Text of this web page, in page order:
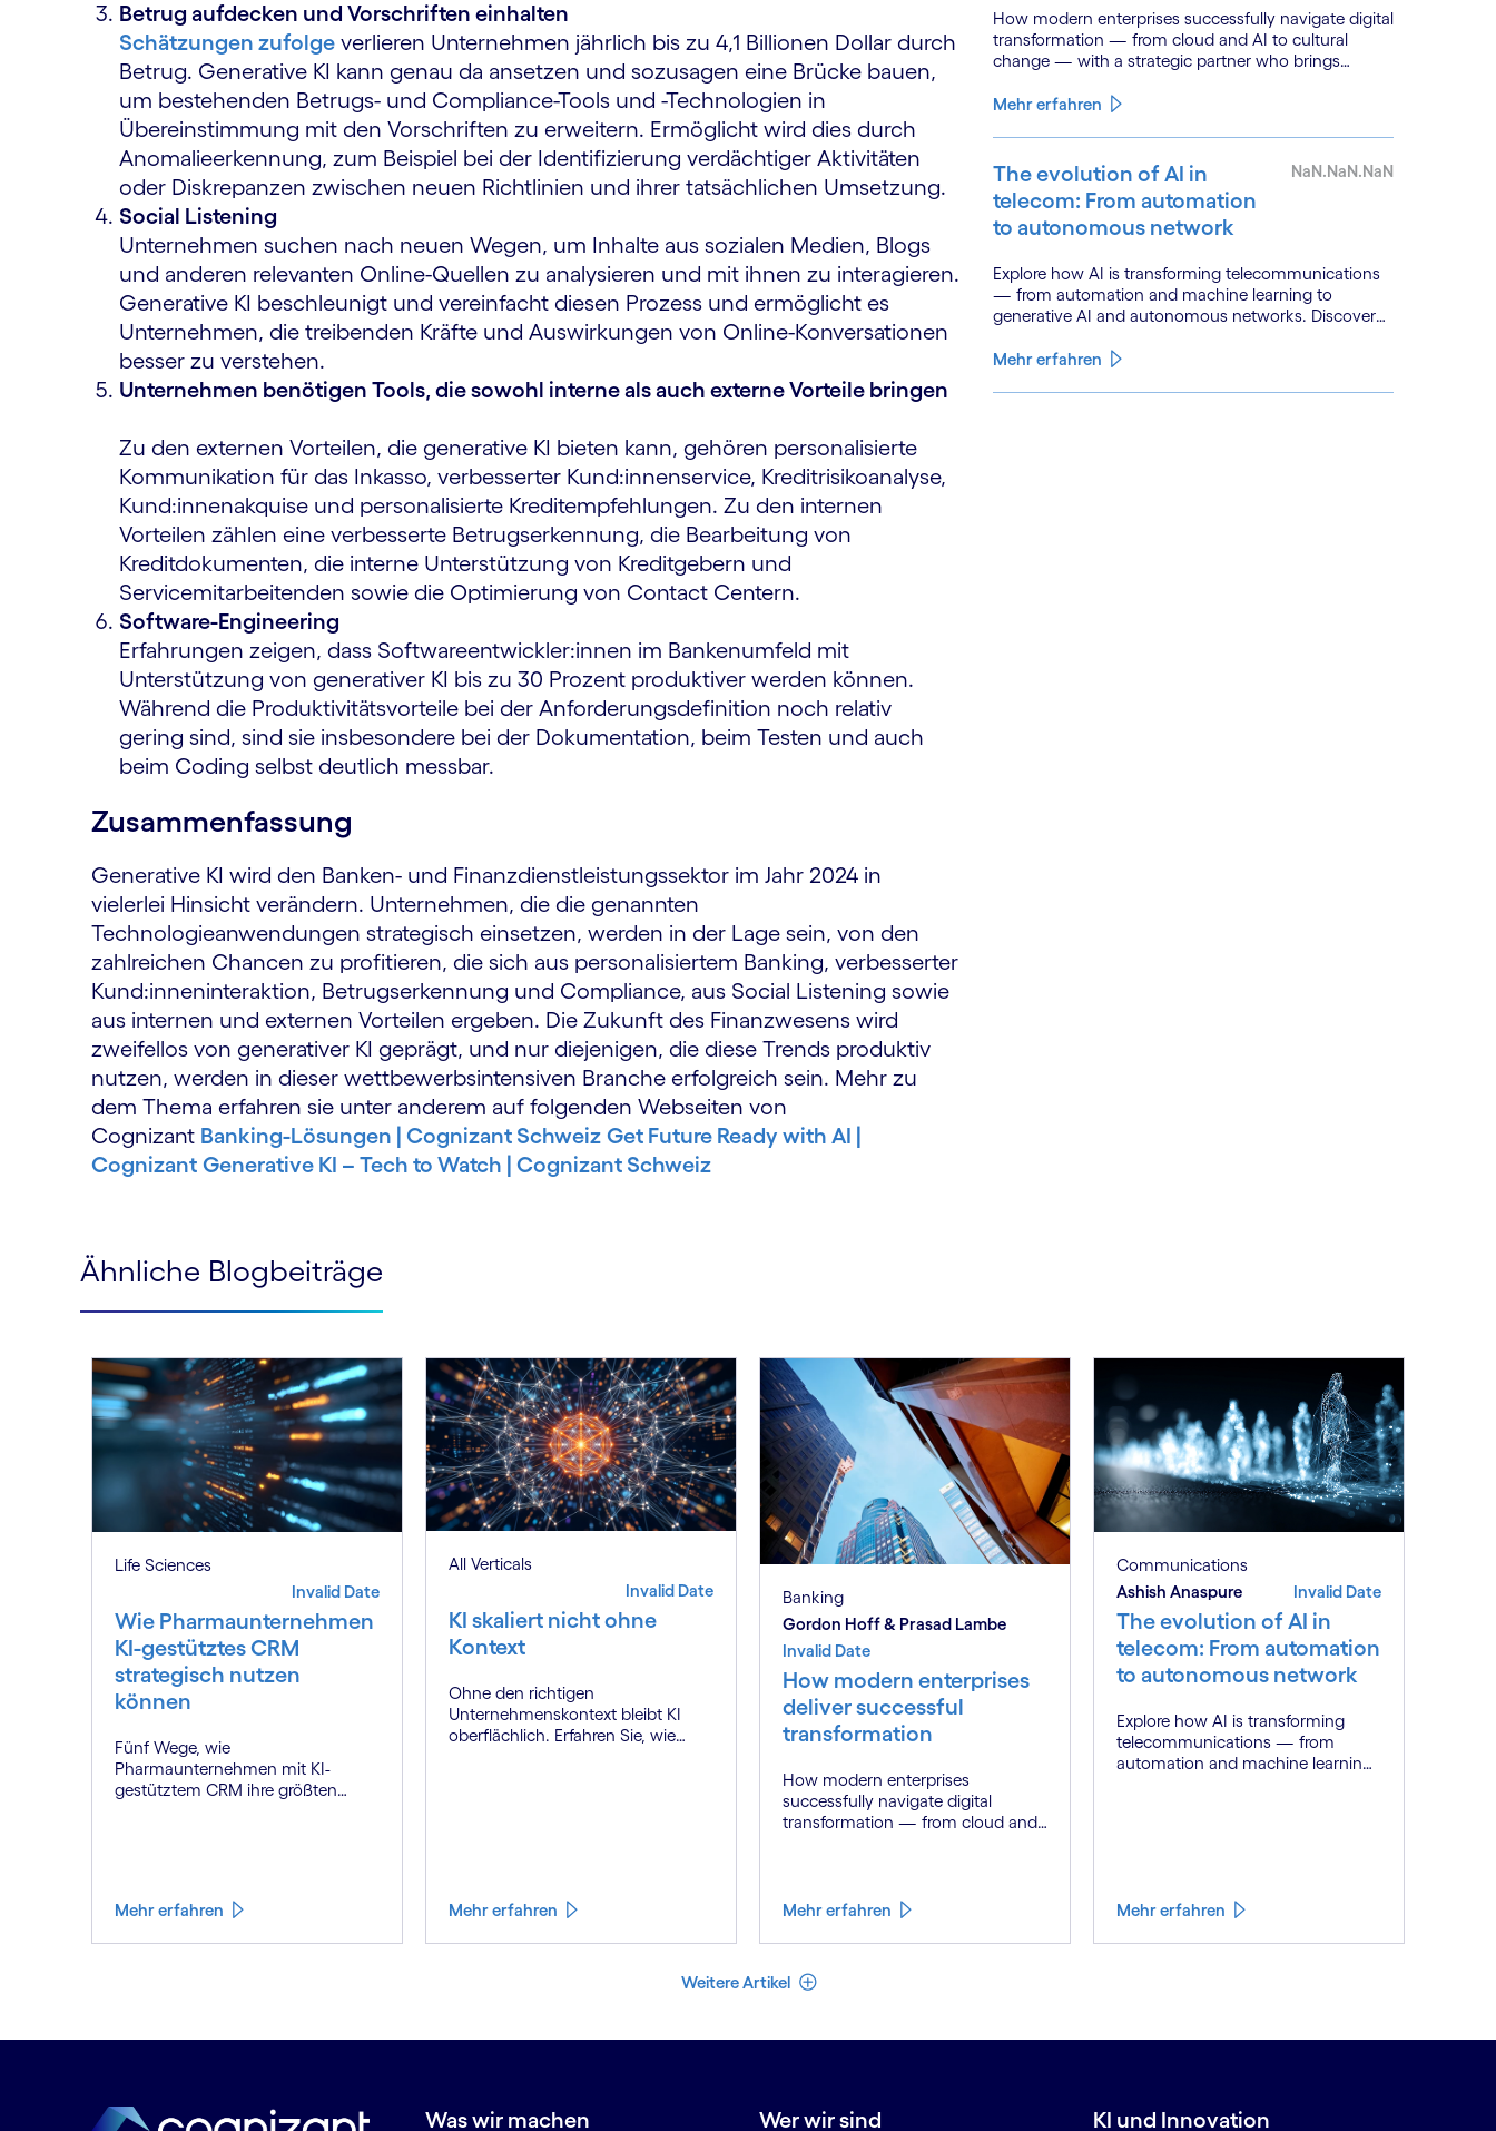
Betrug aufdecken und Vorschriften einhalten
Schätzungen zufolge verlieren Unternehmen jährlich bis zu 4,1 Billionen Dollar durch
Betrug. Generative KI kann genau da ansetzen und sozusagen eine Brücke bauen,
um bestehenden Betrugs- und Compliance-Tools und -Technologien in
Übereinstimmung mit den Vorschriften zu erweitern. Ermöglicht wird dies durch
Anomalieerkennung, zum Beispiel bei der Identifizierung verdächtiger Aktivitäten
oder Diskrepanzen zwischen neuen Richtlinien und ihrer tatsächlichen Umsetzung.
Social Listening
Unternehmen suchen nach neuen Wegen, um Inhalte aus sozialen Medien, Blogs
und anderen relevanten Online-Quellen zu analysieren und mit ihnen zu interagieren.
Generative KI beschleunigt und vereinfacht diesen Prozess und ermöglicht es
Unternehmen, die treibenden Kräfte und Auswirkungen von Online-Konversationen
besser zu verstehen.
Unternehmen benötigen Tools, die sowohl interne als auch externe Vorteile bringen
Zu den externen Vorteilen, die generative KI bieten kann, gehören personalisierte
Kommunikation für das Inkasso, verbesserter Kund:innenservice, Kreditrisikoanalyse,
Kund:innenakquise und personalisierte Kreditempfehlungen. Zu den internen
Vorteilen zählen eine verbesserte Betrugserkennung, die Bearbeitung von
Kreditdokumenten, die interne Unterstützung von Kreditgebern und
Servicemitarbeitenden sowie die Optimierung von Contact Centern.
Software-Engineering
Erfahrungen zeigen, dass Softwareentwickler:innen im Bankenumfeld mit
Unterstützung von generativer KI bis zu 30 Prozent produktiver werden können.
Während die Produktivitätsvorteile bei der Anforderungsdefinition noch relativ
gering sind, sind sie insbesondere bei der Dokumentation, beim Testen und auch
beim Coding selbst deutlich messbar.
Zusammenfassung
Generative KI wird den Banken- und Finanzdienstleistungssektor im Jahr 2024 in
vielerlei Hinsicht verändern. Unternehmen, die die genannten
Technologieanwendungen strategisch einsetzen, werden in der Lage sein, von den
zahlreichen Chancen zu profitieren, die sich aus personalisiertem Banking, verbesserter
Kund:inneninteraktion, Betrugserkennung und Compliance, aus Social Listening sowie
aus internen und externen Vorteilen ergeben. Die Zukunft des Finanzwesens wird
zweifellos von generativer KI geprägt, und nur diejenigen, die diese Trends produktiv
nutzen, werden in dieser wettbewerbsintensiven Branche erfolgreich sein. Mehr zu
dem Thema erfahren sie unter anderem auf folgenden Webseiten von
Cognizant Banking-Lösungen | Cognizant Schweiz Get Future Ready with AI |
Cognizant Generative KI – Tech to Watch | Cognizant Schweiz
How modern enterprises successfully navigate digital
transformation — from cloud and AI to cultural
change — with a strategic partner who brings
Mehr erfahren
The evolution of AI in
telecom: From automation
to autonomous network
NaN.NaN.NaN
Explore how AI is transforming telecommunications
— from automation and machine learning to
generative AI and autonomous networks. Discover
Mehr erfahren
Ähnliche Blogbeiträge
Life Sciences
Invalid Date
Wie Pharmaunternehmen
KI-gestütztes CRM
strategisch nutzen
können
Fünf Wege, wie
Pharmaunternehmen mit KI-
gestütztem CRM ihre größten
Mehr erfahren
All Verticals
Invalid Date
KI skaliert nicht ohne
Kontext
Ohne den richtigen
Unternehmenskontext bleibt KI
oberflächlich. Erfahren Sie, wie
Mehr erfahren
Banking
Gordon Hoff & Prasad Lambe
Invalid Date
How modern enterprises
deliver successful
transformation
How modern enterprises
successfully navigate digital
transformation — from cloud and
Mehr erfahren
Communications
Ashish Anaspure
Invalid Date
The evolution of AI in
telecom: From automation
to autonomous network
Explore how AI is transforming
telecommunications — from
automation and machine learning
Mehr erfahren
Weitere Artikel Weniger Artikel
Was wir machen Wer wir sind KI und Innovation